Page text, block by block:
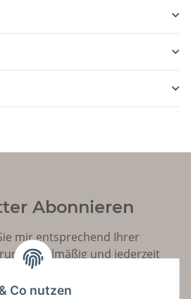
Abonnieren
mir entsprechend Ihrer
regelmäßig und jederzeit
zu Ihrem Produktsortiment
E-Mail zu.
Co nutzen